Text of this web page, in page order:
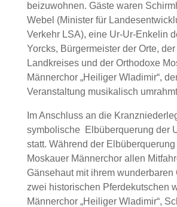
beizuwohnen. Gäste waren
Webel (Minister für
Verkehr LSA), eine Ur-Ur-Enkelin
Yorcks, Bürgermeister der Orte,
Landkreises und der Orthodoxe
Männerchor „Heiliger Wladimir“,
Veranstaltung musikalisch
Im Anschluss an die
symbolische Elbüberquerung der
statt. Während der
Moskauer Männerchor allen
Gänsehaut mit ihrem
zwei historischen Pferdekutschen
Männerchor „Heiliger Wladimir“,